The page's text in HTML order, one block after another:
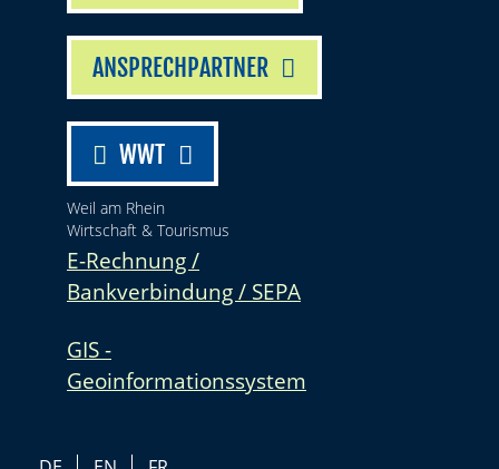
ANSPRECHPARTNER
WWT
Weil am Rhein
Wirtschaft & Tourismus
E-Rechnung /
Bankverbindung / SEPA
GIS -
Geoinformationssystem